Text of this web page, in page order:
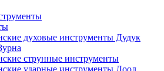
духовые инструменты Дудук
струнные инструменты
ударные инструменты Доол